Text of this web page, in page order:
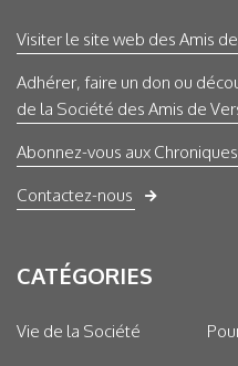
Visiter le site web des Amis
Adhérer, faire un don ou
de la Société des Amis de
Abonnez-vous aux Chroniques
Contactez-nous
CATÉGORIES
Vie de la Société